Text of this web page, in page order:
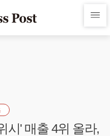
시' 매출 4위 올라,